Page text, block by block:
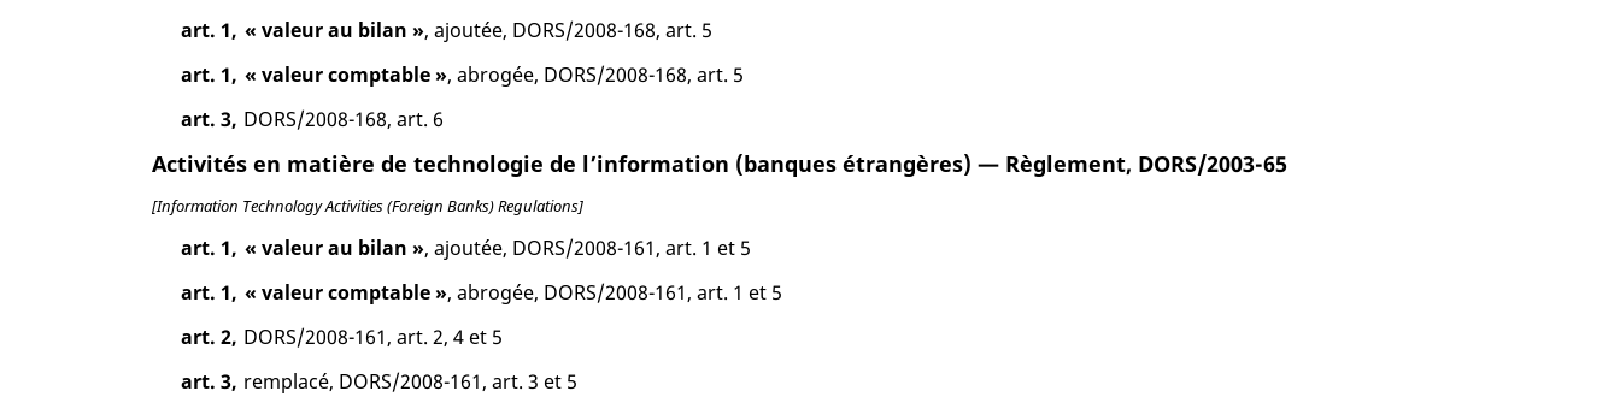
art. 1, « valeur au bilan » , ajoutée, DORS/2008-168, art. 5
art. 1, « valeur comptable » , abrogée, DORS/2008-168, art. 5
art. 3, DORS/2008-168, art. 6
Activités en matière de technologie de l’information (banques étrangères) — Règlement, DORS/2003-65
[Information Technology Activities (Foreign Banks) Regulations]
art. 1, « valeur au bilan » , ajoutée, DORS/2008-161, art. 1 et 5
art. 1, « valeur comptable » , abrogée, DORS/2008-161, art. 1 et 5
art. 2, DORS/2008-161, art. 2, 4 et 5
art. 3, remplacé, DORS/2008-161, art. 3 et 5